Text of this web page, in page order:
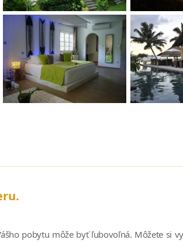
pobytu môže byť ľubovoľná. Môžete si